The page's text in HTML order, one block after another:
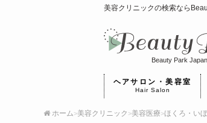
美容クリニックの検索なら
Beauty Park Japan
ヘアサロン・美容室
Hair Salon
ホーム>美容クリニック >美容医療>ほくろ・いぼ